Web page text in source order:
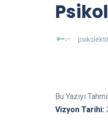
Bu Yazıyı
Vizyon Tarihi: